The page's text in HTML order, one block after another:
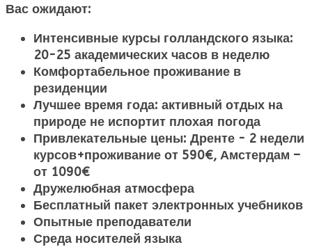
Вас ожидают:
Интенсивные курсы голландского языка:
20-25 академических часов в неделю
Комфортабельное проживание в
резиденции
Лучшее время года: активный отдых на
природе не испортит плохая погода
Привлекательные цены: Дренте - 2 недели
курсов+проживание от 590€, Амстердам –
от 1090€
Дружелюбная атмосфера
Бесплатный пакет электронных учебников
Опытные преподаватели
Среда носителей языка